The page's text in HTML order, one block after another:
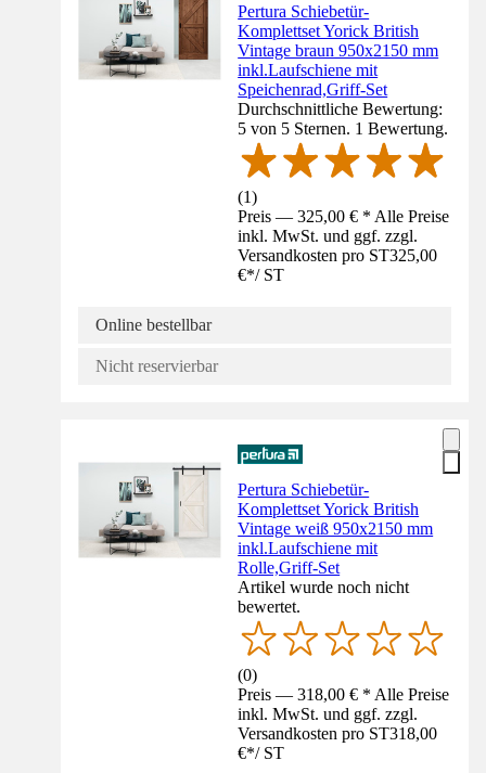
Pertura Schiebetür-
Komplettset Yorick British
Vintage braun 950x2150 mm
inkl.Laufschiene mit
Speichenrad,Griff-Set
Durchschnittliche Bewertung:
5 von 5 Sternen. 1 Bewertung.
(1)
Preis — 325,00 € * Alle Preise
inkl. MwSt. und ggf. zzgl.
Versandkosten pro ST325,00
€*/ ST
Online bestellbar
Nicht reservierbar
Pertura Schiebetür-
Komplettset Yorick British
Vintage weiß 950x2150 mm
inkl.Laufschiene mit
Rolle,Griff-Set
Artikel wurde noch nicht
bewertet.
(0)
Preis — 318,00 € * Alle Preise
inkl. MwSt. und ggf. zzgl.
Versandkosten pro ST318,00
€*/ ST